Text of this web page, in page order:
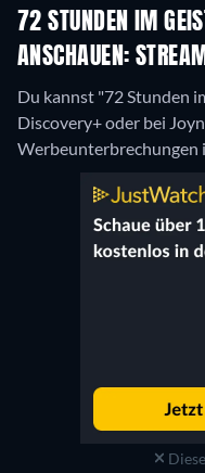
72 STUNDEN IM
ANSCHAUEN:
Du kannst "72 Stunden
Discovery+ oder bei
Werbeunterbrechungen